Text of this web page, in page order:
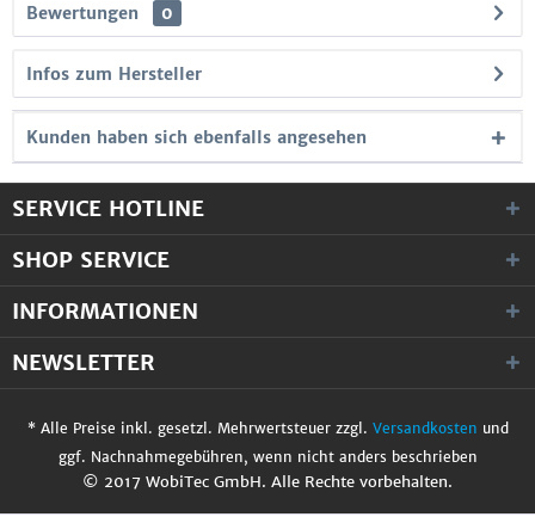
Bewertungen 0
Infos zum Hersteller
Kunden haben sich ebenfalls angesehen
SERVICE HOTLINE
SHOP SERVICE
INFORMATIONEN
NEWSLETTER
* Alle Preise inkl. gesetzl. Mehrwertsteuer zzgl. Versandkosten und
ggf. Nachnahmegebühren, wenn nicht anders beschrieben
© 2017 WobiTec GmbH. Alle Rechte vorbehalten.